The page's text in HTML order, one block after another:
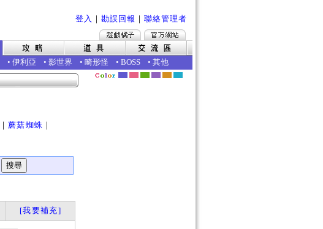
登入 ｜ 勘誤回報 ｜ 聯絡管理者
• 伊利亞 • 影世界 • 畸形怪 • BOSS • 其他
｜蘑菇蜘蛛 ｜
[我要補充]